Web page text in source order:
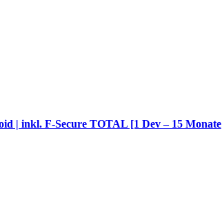
| inkl. F-Secure TOTAL [1 Dev – 15 Monate